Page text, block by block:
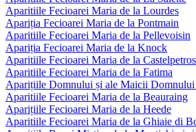
Aparitiile Fecioarei Maria de la Lourdes
Apariția Fecioarei Maria de la Pontmain
Aparitiile Fecioarei Maria de la Pellevoisin
Apariția Fecioarei Maria de la Knock
Aparitiile Fecioarei Maria de la
Aparitiile Fecioarei Maria de la Fatima
Aparițiile Domnului și ale Maicii Domnului
Aparitiile Fecioarei Maria de la Beauraing
Aparițiile Fecioarei Maria de la Heede
Aparitiile Fecioarei Maria de la Ghiaie di